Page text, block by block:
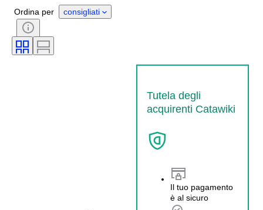
Formato della bottiglia
Regione vinicola
Denominazione del vino / Classificazione
Livello di riempimento del vino
Ordina per consigliati
Tutela degli
acquirenti Catawiki
Il tuo pagamento
è al sicuro